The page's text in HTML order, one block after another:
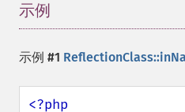
示例
示例 #1